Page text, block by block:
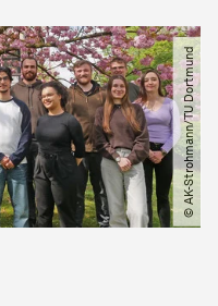
© AK-Strohmann​/​TU Dortmund